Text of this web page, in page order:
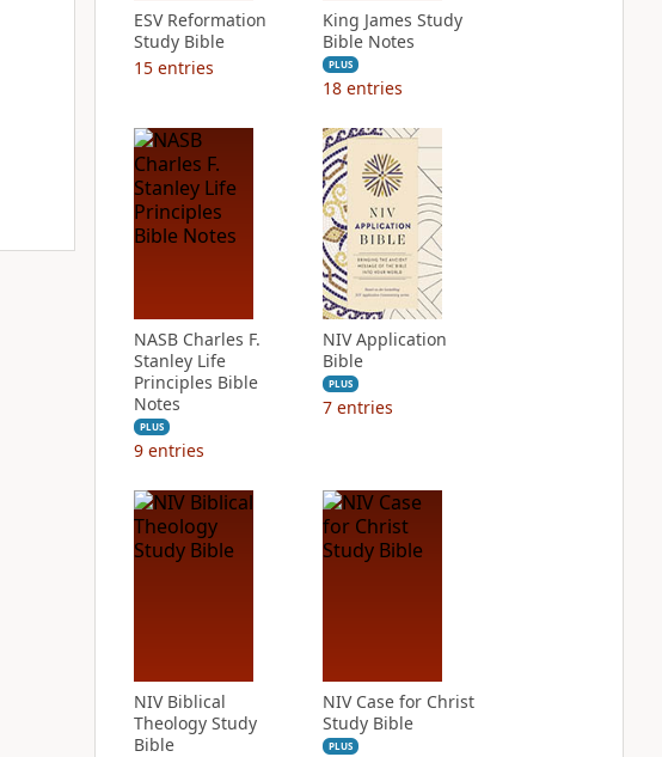
ESV Reformation
Study Bible
15 entries
King James Study
Bible Notes
PLUS
18 entries
NASB Charles F.
Stanley Life
Principles Bible
Notes
PLUS
9 entries
NIV Application
Bible
PLUS
7 entries
NIV Biblical
Theology Study
Bible
NIV Case for Christ
Study Bible
PLUS